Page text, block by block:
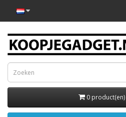
0 product(en)